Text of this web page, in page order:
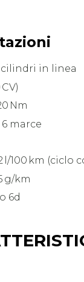
cilindri in linea
Nm
marce
l/100 km (ciclo
g/km
6d